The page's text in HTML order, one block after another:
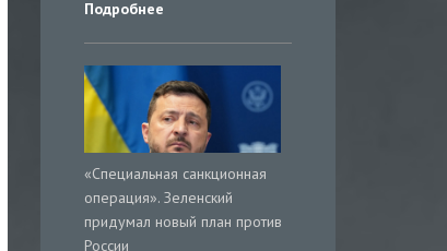
Подробнее
«Специальная санкционная
операция». Зеленский
придумал новый план против
России